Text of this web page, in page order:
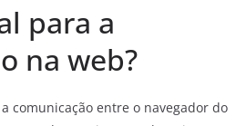
para a
na web?
comunicação entre o navegador do